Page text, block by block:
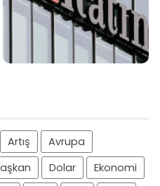
Artış
Avrupa
Dolar
Ekonomi